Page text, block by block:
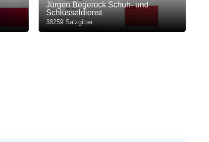
Jürgen Begerock Schuh- und
Schlüsseldienst
38259 Salzgitter